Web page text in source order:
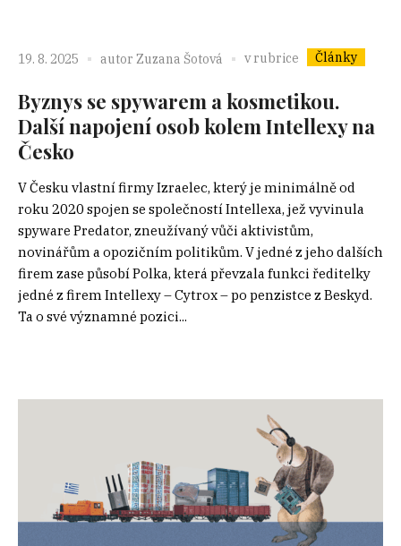
19. 8. 2025 autor Zuzana Šotová v rubrice Články
Byznys se spywarem a kosmetikou.
Další napojení osob kolem Intellexy na
Česko
V Česku vlastní firmy Izraelec, který je minimálně od
roku 2020 spojen se společností Intellexa, jež vyvinula
spyware Predator, zneužívaný vůči aktivistům,
novinářům a opozičním politikům. V jedné z jeho dalších
firem zase působí Polka, která převzala funkci ředitelky
jedné z firem Intellexy – Cytrox – po penzistce z Beskyd.
Ta o své významné pozici...